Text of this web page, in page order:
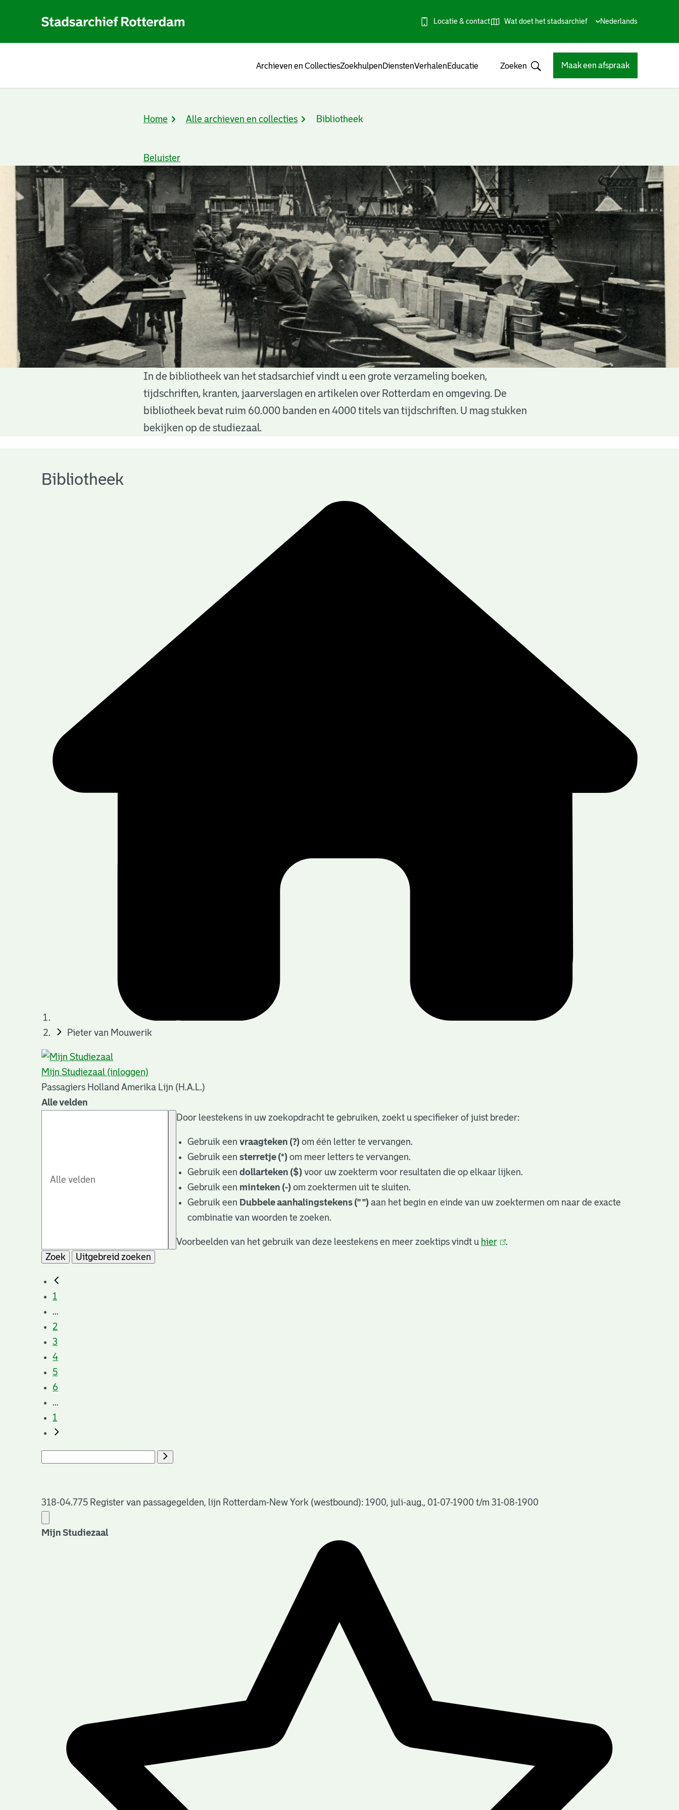
Locatie & contact Wat doet het stadsarchief
Huidige
Nederlands
Archieven en CollectiesZoekhulpenDienstenVerhalenEducatie Zoeken Maak een afspraak
Kruimelpad
Home Alle archieven en collecties Bibliotheek
Beluister
In de bibliotheek van het stadsarchief vindt u een grote verzameling boeken,
tijdschriften, kranten, jaarverslagen en artikelen over Rotterdam en omgeving. De
bibliotheek bevat ruim 60.000 banden en 4000 titels van tijdschriften. U mag stukken
bekijken op de studiezaal.
Bibliotheek
Pieter van Mouwerik
Mijn Studiezaal (inloggen)
Passagiers Holland Amerika Lijn (H.A.L.)
Alle velden
Door leestekens in uw zoekopdracht te gebruiken, zoekt u specifieker of juist breder:
Gebruik eenvraagteken (?) om één letter te vervangen.
Gebruik eensterretje (*) om meer letters te vervangen.
Gebruik eendollarteken ($) voor uw zoekterm voor resultaten die op elkaar lijken.
Gebruik een minteken (-) om zoektermen uit te sluiten.
Gebruik een Dubbele aanhalingstekens (" ") aan het begin en einde van uw zoektermen om naar de exacte
combinatie van woorden te zoeken.
Voorbeelden van het gebruik van deze leestekens en meer zoektips vindt u hier(link
.
Zoek
Uitgebreid zoeken
1
...
2
3
4
5
6
...
1
318-04.775 Register van passagegelden, lijn Rotterdam-New York (westbound): 1900, juli-aug., 01-07-1900 t/m 31-08-1900
Mijn Studiezaal